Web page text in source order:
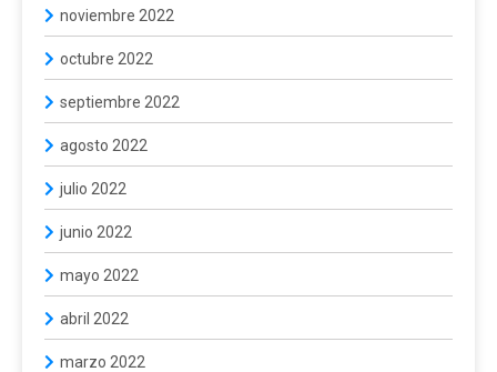
noviembre 2022
octubre 2022
septiembre 2022
agosto 2022
julio 2022
junio 2022
mayo 2022
abril 2022
marzo 2022